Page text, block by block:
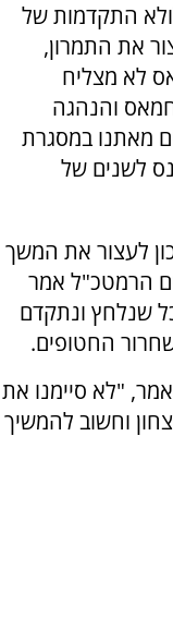
100 חטופים לולא התקדמות של
את התמרון,
לא מצליח
והנהגה
מאתנו במסגרת
לשנים של
לעצור את המשך
הרמטכ"ל אמר
שנלחץ ונתקדם
החטופים.
"לא סיימנו את
וחשוב להמשיך